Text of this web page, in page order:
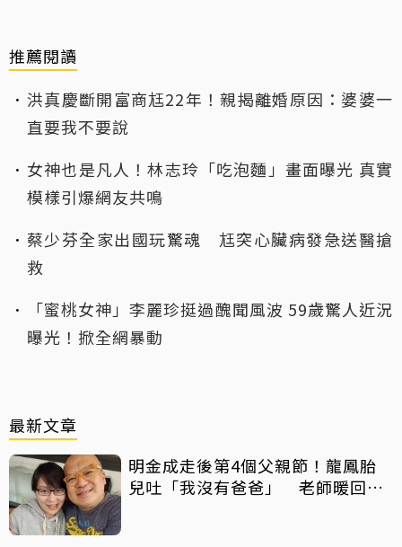
推薦閱讀
洪真慶斷開富商尪22年！親揭離婚原因：婆婆一
直要我不要說
女神也是凡人！林志玲「吃泡麵」畫面曝光 真實
模樣引爆網友共鳴
蔡少芬全家出國玩驚魂 尪突心臟病發急送醫搶
救
「蜜桃女神」李麗珍挺過醜聞風波 59歲驚人近況
曝光！掀全網暴動
最新文章
明金成走後第4個父親節！龍鳳胎
兒吐「我沒有爸爸」 老師暖回一